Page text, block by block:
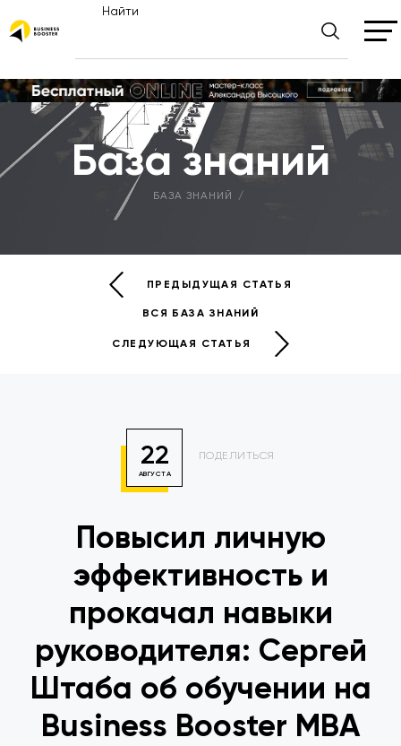
Найти
База знаний
БАЗА ЗНАНИЙ
ПРЕДЫДУЩАЯ СТАТЬЯ
ВСЯ БАЗА ЗНАНИЙ
СЛЕДУЮЩАЯ СТАТЬЯ
22
АВГУСТА
ПОДЕЛИТЬСЯ
Повысил личную
эффективность и
прокачал навыки
руководителя: Сергей
Штаба об обучении на
Business Booster MBA